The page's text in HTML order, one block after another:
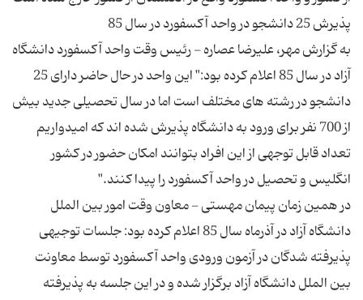
به گزارش مهر، علیرضا عصاره - رئیس وقت واحد آکسفورد دانشگاه
آزاد در سال 85 اعلام کرده بود:" این واحد در حال حاضر دارای 25
دانشجو در رشته های مختلف است اما در سال تحصیلی جدید بیش
از 700 نفر برای ورود به دانشگاه پذیرش شده اند که امیدواریم
تعداد قابل توجهی از این افراد بتوانند امکان حضور در کشور
در همین زمان پیمان مهستی - معاون وقت امور بین الملل
دانشگاه آزاد در آذرماه سال 85 اعلام کرده بود: جلسات توجیهی
پذیرفته شدگان در آزمون ورودی واحد آکسفورد توسط معاونت
بین الملل دانشگاه آزاد برگزار شده و در این جلسه به پذیرفته